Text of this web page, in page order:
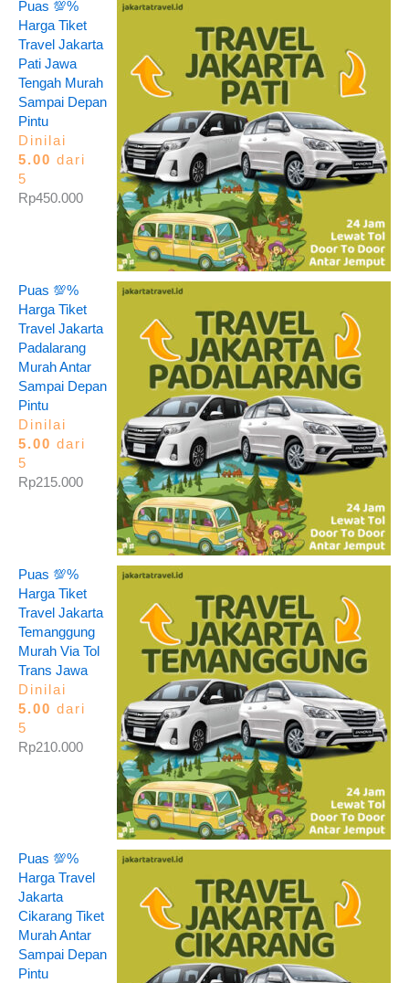
Puas 💯%
Harga Tiket
Travel Jakarta
Pati Jawa
Tengah Murah
Sampai Depan
Pintu
Dinilai
5.00 dari
5
Rp450.000
Puas 💯%
Harga Tiket
Travel Jakarta
Padalarang
Murah Antar
Sampai Depan
Pintu
Dinilai
5.00 dari
5
Rp215.000
Puas 💯%
Harga Tiket
Travel Jakarta
Temanggung
Murah Via Tol
Trans Jawa
Dinilai
5.00 dari
5
Rp210.000
Puas 💯%
Harga Travel
Jakarta
Cikarang Tiket
Murah Antar
Sampai Depan
Pintu